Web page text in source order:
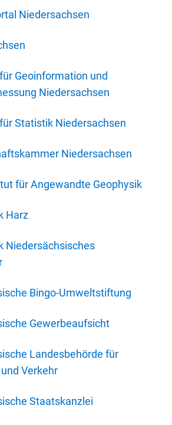
Niedersachsen
Geoinformation und
Niedersachsen
Statistik Niedersachsen
Niedersachsen
für Angewandte Geophysik
Harz
Niedersächsisches
Bingo-Umweltstiftung
Gewerbeaufsicht
Landesbehörde für
Verkehr
Staatskanzlei